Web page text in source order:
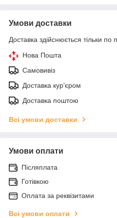
Умови доставки
Доставка здійснюється тільки по
Нова Пошта
Самовивіз
Доставка кур'єром
Доставка поштою
Всі умови доставки
Умови оплати
Післяплата
Готівкою
Оплата за реквізитами
Всі умови оплати